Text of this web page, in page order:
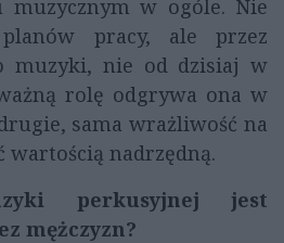
w ogóle. Nie
pracy, ale przez
muzyki, nie od dzisiaj w
rolę odgrywa ona w
sama wrażliwość na
wartością nadrzędną.
perkusyjnej jest
mężczyzn?